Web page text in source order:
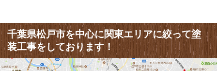
千葉県松戸市を中心に関東エリアに絞って塗
装工事をしております！